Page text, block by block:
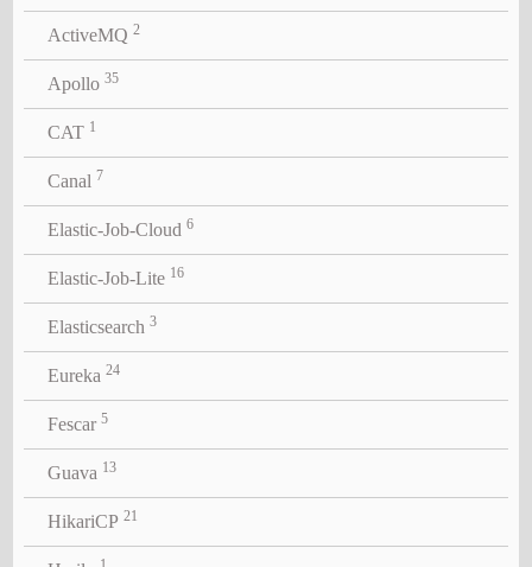
ActiveMQ 2
Apollo 35
CAT 1
Canal 7
Elastic-Job-Cloud 6
Elastic-Job-Lite 16
Elasticsearch 3
Eureka 24
Fescar 5
Guava 13
HikariCP 21